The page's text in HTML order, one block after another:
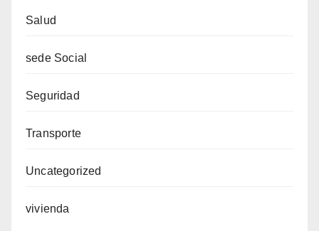
Salud
sede Social
Seguridad
Transporte
Uncategorized
vivienda